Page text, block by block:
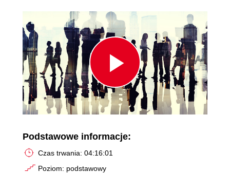
Play
Video
Podstawowe informacje:
Czas trwania: 04:16:01
Poziom: podstawowy